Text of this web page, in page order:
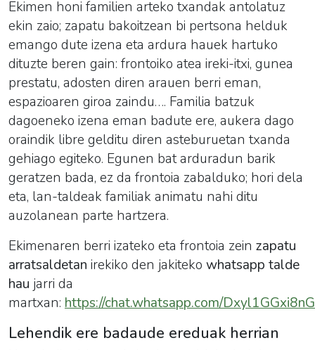
Ekimen honi familien arteko txandak antolatuz
ekin zaio; zapatu bakoitzean bi pertsona helduk
emango dute izena eta ardura hauek hartuko
dituzte beren gain: frontoiko atea ireki-itxi, gunea
prestatu, adosten diren arauen berri eman,
espazioaren giroa zaindu…. Familia batzuk
dagoeneko izena eman badute ere, aukera dago
oraindik libre gelditu diren asteburuetan txanda
gehiago egiteko. Egunen bat arduradun barik
geratzen bada, ez da frontoia zabalduko; hori dela
eta, lan-taldeak familiak animatu nahi ditu
auzolanean parte hartzera.
Ekimenaren berri izateko eta frontoia zein zapatu
arratsaldetan irekiko den jakiteko whatsapp talde
hau jarri da
martxan: https://chat.whatsapp.com/
Lehendik ere badaude ereduak herrian